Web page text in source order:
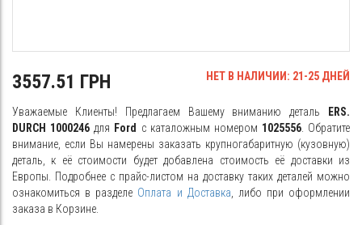
3557.51 ГРН НЕТ В НАЛИЧИИ: 21-25 ДНЕЙ
Уважаемые Клиенты! Предлагаем Вашему вниманию деталь
ERS.
DURCH 1000246 для Ford с каталожным номером 1025556. Обратите
внимание, если Вы намерены заказать крупногабаритную (кузовную)
деталь, к её стоимости будет добавлена стоимость её доставки из
Европы. Подробнее с прайс-листом на доставку таких деталей можно
ознакомиться в разделе Оплата и Доставка , либо при оформлении
заказа в Корзине.